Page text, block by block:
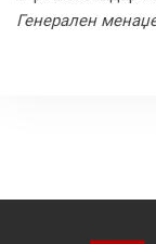
Генерален